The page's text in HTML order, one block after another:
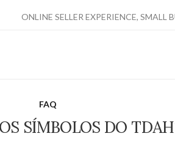
ONLINE SELLER EXPERIENCE, SMALL
FAQ
SÍMBOLOS DO